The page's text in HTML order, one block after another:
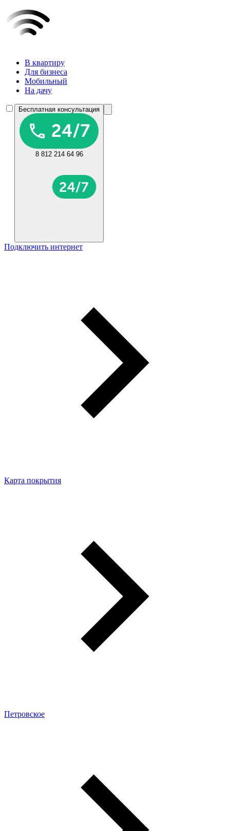
В квартиру
Для бизнеса
Мобильный
На дачу
Бесплатная консультация
8 812 214 64 96
Подключить интернет
Карта покрытия
Петровское